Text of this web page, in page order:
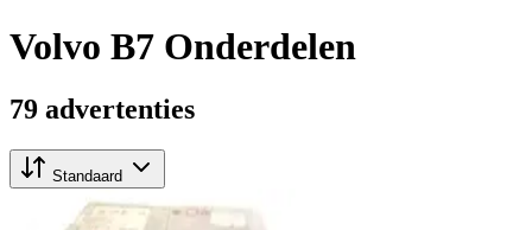
Volvo B7 Onderdelen
79 advertenties
Standaard